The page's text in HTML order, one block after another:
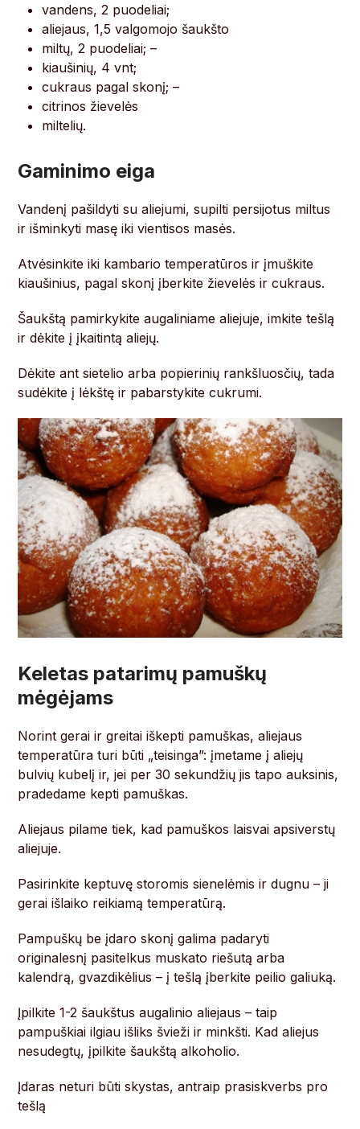
vandens, 2 puodeliai;
aliejaus, 1,5 valgomojo šaukšto
miltų, 2 puodeliai; –
kiaušinių, 4 vnt;
cukraus pagal skonį; –
citrinos žievelės
miltelių.
Gaminimo eiga
Vandenį pašildyti su aliejumi, supilti persijotus miltus
ir išminkyti masę iki vientisos masės.
Atvėsinkite iki kambario temperatūros ir įmuškite
kiaušinius, pagal skonį įberkite žievelės ir cukraus.
Šaukštą pamirkykite augaliniame aliejuje, imkite tešlą
ir dėkite į įkaitintą aliejų.
Dėkite ant sietelio arba popierinių rankšluosčių, tada
sudėkite į lėkštę ir pabarstykite cukrumi.
Keletas patarimų pamuškų
mėgėjams
Norint gerai ir greitai iškepti pamuškas, aliejaus
temperatūra turi būti „teisinga”: įmetame į aliejų
bulvių kubelį ir, jei per 30 sekundžių jis tapo auksinis,
pradedame kepti pamuškas.
Aliejaus pilame tiek, kad pamuškos laisvai apsiverstų
aliejuje.
Pasirinkite keptuvę storomis sienelėmis ir dugnu – ji
gerai išlaiko reikiamą temperatūrą.
Pampuškų be įdaro skonį galima padaryti
originalesnį pasitelkus muskato riešutą arba
kalendrą, gvazdikėlius – į tešlą įberkite peilio galiuką.
Įpilkite 1-2 šaukštus augalinio aliejaus – taip
pampuškiai ilgiau išliks švieži ir minkšti. Kad aliejus
nesudegtų, įpilkite šaukštą alkoholio.
Įdaras neturi būti skystas, antraip prasiskverbs pro
tešlą